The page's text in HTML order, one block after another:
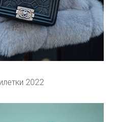
2022